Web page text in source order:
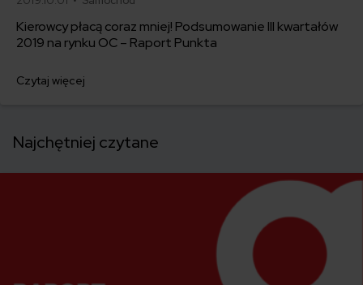
Kierowcy płacą coraz mniej! Podsumowanie III kwartałów
2019 na rynku OC – Raport Punkta
Czytaj więcej
Najchętniej czytane